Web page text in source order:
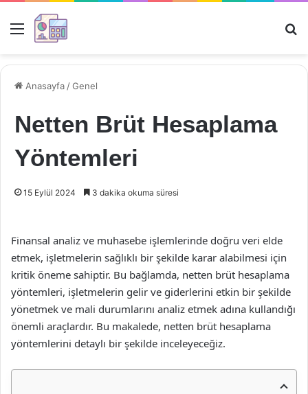
Menü
Anasayfa /Genel
Netten Brüt Hesaplama
Yöntemleri
15 Eylül 2024 3 dakika okuma süresi
Finansal analiz ve muhasebe işlemlerinde doğru veri elde
etmek, işletmelerin sağlıklı bir şekilde karar alabilmesi için
kritik öneme sahiptir. Bu bağlamda, netten brüt hesaplama
yöntemleri, işletmelerin gelir ve giderlerini etkin bir şekilde
yönetmek ve mali durumlarını analiz etmek adına kullandığı
önemli araçlardır. Bu makalede, netten brüt hesaplama
yöntemlerini detaylı bir şekilde inceleyeceğiz.